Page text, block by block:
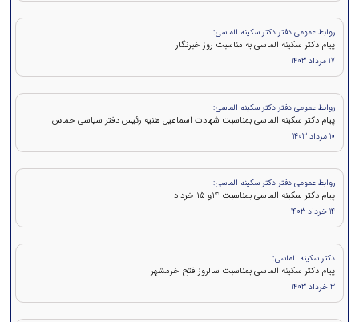
روابط عمومی دفتر دکتر سکینه الماسی:
پیام دکتر سکینه الماسی به مناسبت روز خبرنگار
17 مرداد 1403
روابط عمومی دفتر دکتر سکینه الماسی:
پيام دكتر سكينه الماسی بمناسبت شهادت اسماعیل هنیه رئیس دفتر سیاسی حماس
10 مرداد 1403
روابط عمومی دفتر دکتر سکینه الماسی:
پيام دكتر سکینه الماسی بمناسبت ۱۴و ۱۵ خرداد
14 خرداد 1403
دکتر سکینه الماسی:
پیام دکتر سکینه الماسی بمناسبت سالروز فتح خرمشهر
3 خرداد 1403